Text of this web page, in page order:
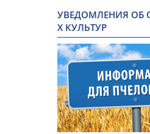
УВЕДОМЛЕНИЯ ОБ
Х КУЛЬТУР